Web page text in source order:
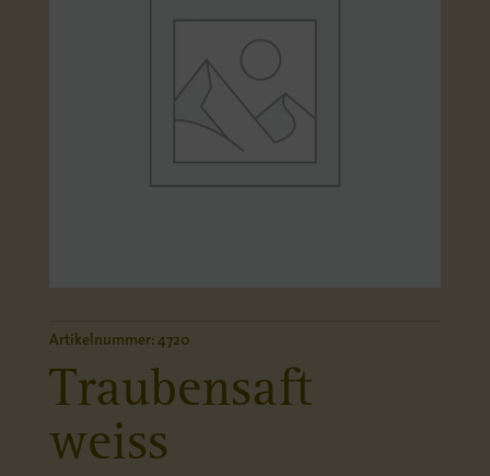
Artikelnummer: 4720
Traubensaft
weiss